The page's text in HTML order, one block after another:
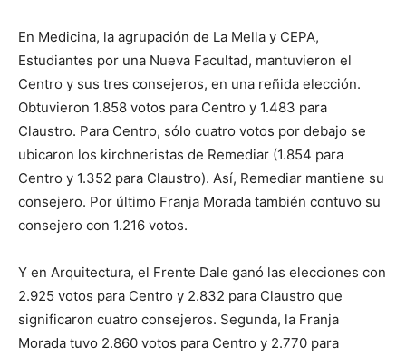
En Medicina, la agrupación de La Mella y CEPA,
Estudiantes por una Nueva Facultad, mantuvieron el
Centro y sus tres consejeros, en una reñida elección.
Obtuvieron 1.858 votos para Centro y 1.483 para
Claustro. Para Centro, sólo cuatro votos por debajo se
ubicaron los kirchneristas de Remediar (1.854 para
Centro y 1.352 para Claustro). Así, Remediar mantiene su
consejero. Por último Franja Morada también contuvo su
consejero con 1.216 votos.
Y en Arquitectura, el Frente Dale ganó las elecciones con
2.925 votos para Centro y 2.832 para Claustro que
significaron cuatro consejeros. Segunda, la Franja
Morada tuvo 2.860 votos para Centro y 2.770 para